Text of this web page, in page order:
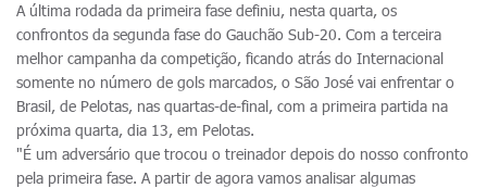
A última rodada da primeira fase definiu, nesta quarta, os
confrontos da segunda fase do Gauchão Sub-20. Com a terceira
melhor campanha da competição, ficando atrás do Internacional
somente no número de gols marcados, o São José vai enfrentar o
Brasil, de Pelotas, nas quartas-de-final, com a primeira partida na
próxima quarta, dia 13, em Pelotas.
"É um adversário que trocou o treinador depois do nosso confronto
pela primeira fase. A partir de agora vamos analisar algumas